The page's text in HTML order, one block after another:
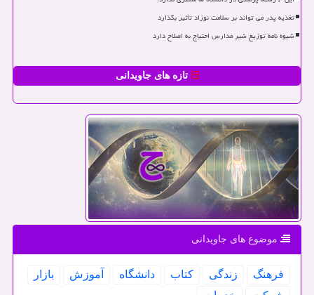
تغذیه پدر می تواند بر سلامت نوزاد تأثیر بگذارد
شیوه نامه توزیع شیر مدارس احتیاج به اصلاح دارد
تازه های جاویدانی
موضوع های جاویدانی
فرهنگ زندگی كتاب دانشگاه آموزش
بازار